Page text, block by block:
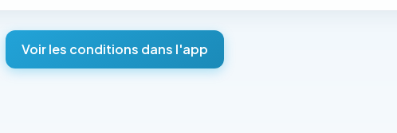
Voir les conditions dans l'app